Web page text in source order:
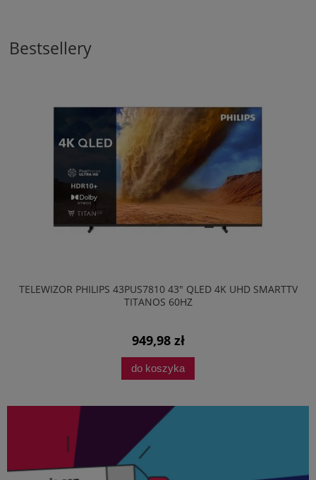
Bestsellery
TELEWIZOR PHILIPS 43PUS7810 43" QLED 4K UHD SMARTTV
TITANOS 60HZ
949,98 zł
do koszyka